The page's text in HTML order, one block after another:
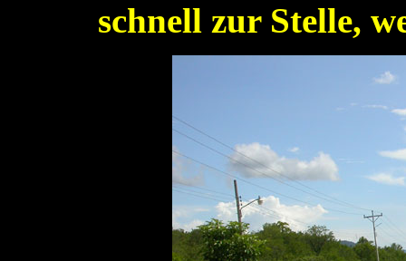
schnell zur Stelle,